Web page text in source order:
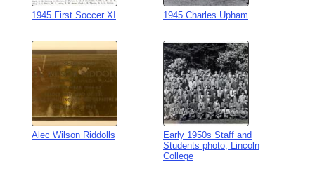
1945 First Soccer XI 1945 Charles Upham
Alec Wilson Riddolls
Early 1950s Staff and
Students photo, Lincoln
College